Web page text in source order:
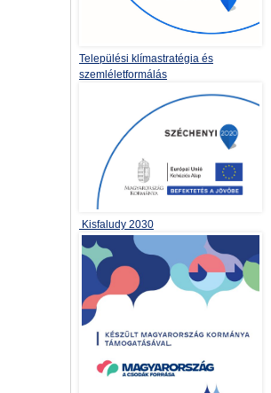
Települési klímastratégia és
szemléletformálás
Kisfaludy 2030